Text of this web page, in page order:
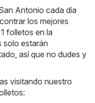
Antonio cada día
los mejores
folletos en la
solo estarán
así que no dudes y
visitando nuestro